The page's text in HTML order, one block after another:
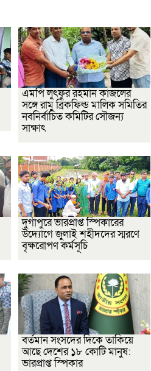
এমপি লুৎফুর রহমান কাজলের
সঙ্গে রামু ব্রিকফিল্ড মালিক সমিতির
নবনির্বাচিত কমিটির সৌজন্য
সাক্ষাৎ
দুর্গাপুরে ভারপ্রাপ্ত স্পিকারের
উদ্যোগে জুলাই শহীদদের স্মরণে
বৃক্ষরোপণ কর্মসূচি
বর্তমান সংসদের দিকে তাকিয়ে
আছে দেশের ১৮ কোটি মানুষ:
ভারপ্রাপ্ত স্পিকার